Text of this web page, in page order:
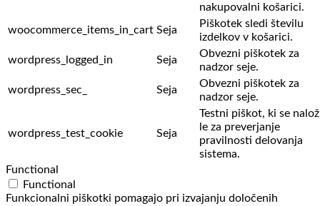
nakupovalni košarici.
woocommerce_items_in_cart Seja
Piškotek sledi številu
izdelkov v košarici.
wordpress_logged_in
Seja
Obvezni piškotek za
nadzor seje.
wordpress_sec_
Seja
Obvezni piškotek za
nadzor seje.
wordpress_test_cookie Seja
Testni piškot, ki se
le za preverjanje
pravilnosti delovanja
sistema.
Functional
Functional
Funkcionalni piškotki pomagajo pri izvajanju določenih